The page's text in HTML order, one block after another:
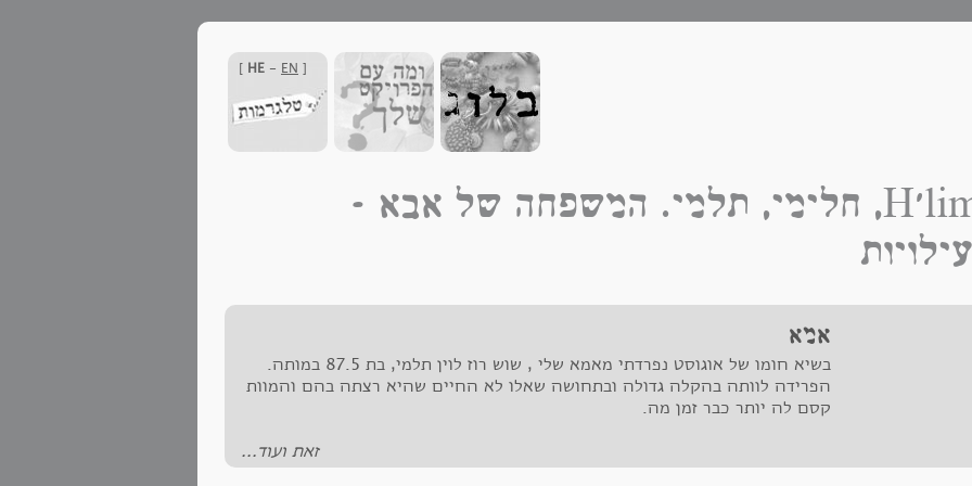
[
HE - EN
]
H'limi, חלימי, תלמי. המשפחה של אבא –
אמא
בשיא חומו של אוגוסט נפרדתי מאמא שלי , שוש רוז לוין תלמי, בת 87.5 במותה.
הפרידה לוותה בהקלה גדולה ובתחושה שאלו לא החיים שהיא רצתה בהם והמוות
קסם לה יותר כבר זמן מה.
זאת ועוד...